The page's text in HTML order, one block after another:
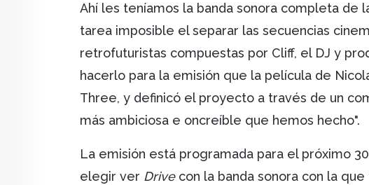
Ahí les teníamos la banda sonora completa de
tarea imposible el separar las secuencias
retrofuturistas compuestas por Cliff, el DJ y
hacerlo para la emisión que la película de
Three, y definicó el proyecto a través de un
más ambiciosa e oncreíble que hemos hecho".
La emisión está programada para el próximo
elegir ver Drive con la banda sonora con la